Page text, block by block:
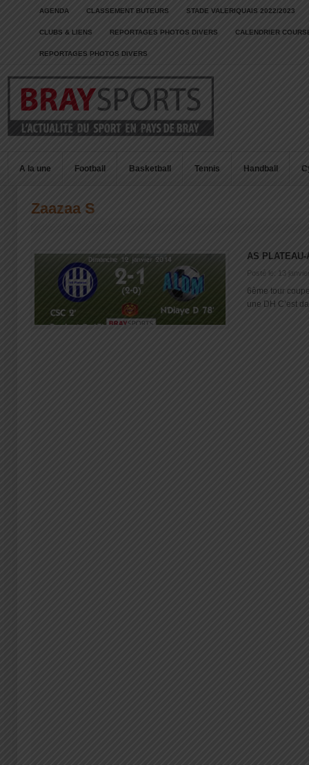
AGENDA CLASSEMENT BUTEURS STADE VALERIQUAIS 2022/2023
CLUBS & LIENS REPORTAGES PHOTOS DIVERS CALENDRIER
REPORTAGES PHOTOS DIVERS
A la une Football Basketball Tennis Handball
Zaazaa S
AS
Posté le: 13
6ème tour
une DH C’est